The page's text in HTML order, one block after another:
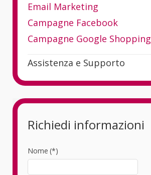
Email Marketing
Campagne Facebook
Campagne Google Shopping
Assistenza e Supporto
Richiedi informazioni
Nome (*)